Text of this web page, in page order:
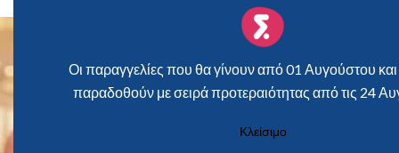
Οι παραγγελίες που θα γίνουν από 01 Αυγούστου και
παραδοθούν με σειρά προτεραιότητας από τις 24
Κλείσιμο